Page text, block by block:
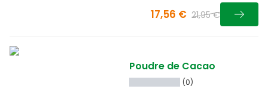
facilement digestibles, de
fibres et de guarana
17,56 € 21,95 €
Poudre de Cacao
(0)